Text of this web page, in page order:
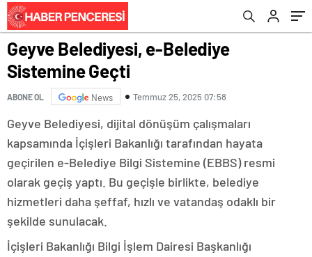
Geyve Belediyesi, e-Belediye
Sistemine Geçti
ABONE OL News Temmuz 25, 2025 07:58
Geyve Belediyesi, dijital dönüşüm çalışmaları
kapsamında İçişleri Bakanlığı tarafından hayata
geçirilen e-Belediye Bilgi Sistemine (EBBS) resmi
olarak geçiş yaptı. Bu geçişle birlikte, belediye
hizmetleri daha şeffaf, hızlı ve vatandaş odaklı bir
şekilde sunulacak.
İçişleri Bakanlığı Bilgi İşlem Dairesi Başkanlığı